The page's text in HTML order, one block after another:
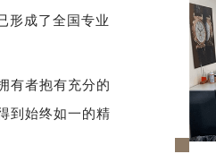
形成了全国专业
有者抱有充分的
到始终如一的精